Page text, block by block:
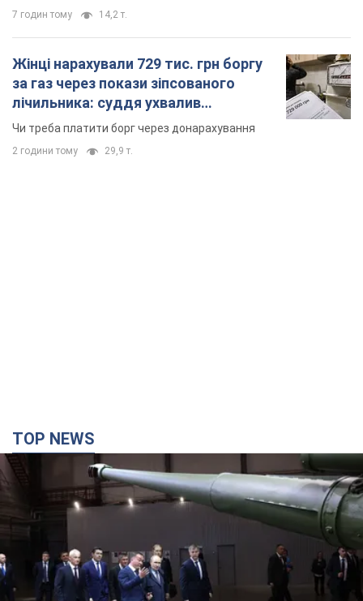
7 годин тому 14,2 т.
Жінці нарахували 729 тис. грн боргу
за газ через покази зіпсованого
лічильника: суддя ухвалив
неочікуване рішення
Чи треба платити борг через донарахування
2 години тому 29,9 т.
TOP NEWS